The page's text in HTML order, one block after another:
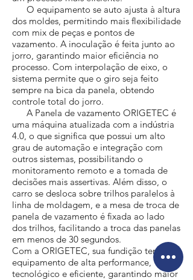
O equipamento se auto ajusta à altura
dos moldes, permitindo mais flexibilidade
com mix de peças e pontos de
vazamento. A inoculação é feita junto ao
jorro, garantindo maior eficiência no
processo. Com interpolação de eixo, o
sistema permite que o giro seja feito
sempre na bica da panela, obtendo
controle total do jorro.
A Panela de vazamento ORIGETEC é
uma máquina atualizada com a indústria
4.0, o que significa que possui um alto
grau de automação e integração com
outros sistemas, possibilitando o
monitoramento remoto e a tomada de
decisões mais assertivas. Além disso, o
carro se desloca sobre trilhos paralelos à
linha de moldagem, e a mesa de troca de
panela de vazamento é fixada ao lado
dos trilhos, facilitando a troca das panelas
em menos de 30 segundos.
Com a ORIGETEC, sua fundição terá um
equipamento de alta performance,
tecnológico e eficiente, garantindo maior